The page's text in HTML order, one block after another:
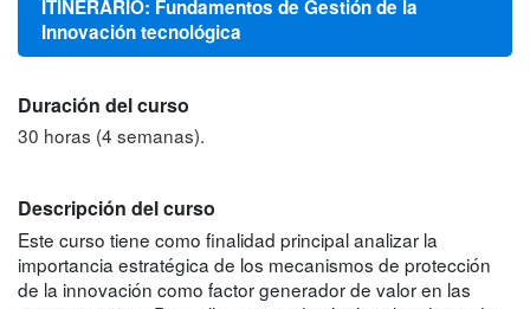
ITINERARIO: Fundamentos de Gestión de la
Innovación tecnológica
Duración del curso
30 horas (4 semanas).
Descripción del curso
Este curso tiene como finalidad principal analizar la
importancia estratégica de los mecanismos de protección
de la innovación como factor generador de valor en las